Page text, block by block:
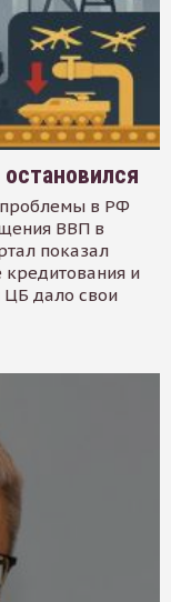
проблемы в РФ
ВВП в
показал
кредитования и
ЦБ дало свои